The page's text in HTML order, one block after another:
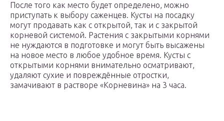
После того как место будет определено, можно
приступать к выбору саженцев. Кусты на посадку
могут продавать как с открытой, так и с закрытой
корневой системой. Растения с закрытыми корнями
не нуждаются в подготовке и могут быть высажены
на новое место в любое удобное время. Кусты с
открытыми корнями внимательно осматривают,
удаляют сухие и повреждённые отростки,
замачивают в растворе «Корневина» на 3 часа.